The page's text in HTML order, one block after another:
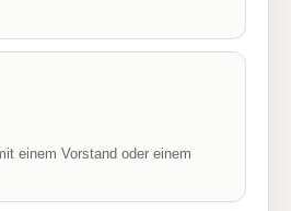
einem Vorstand oder einem